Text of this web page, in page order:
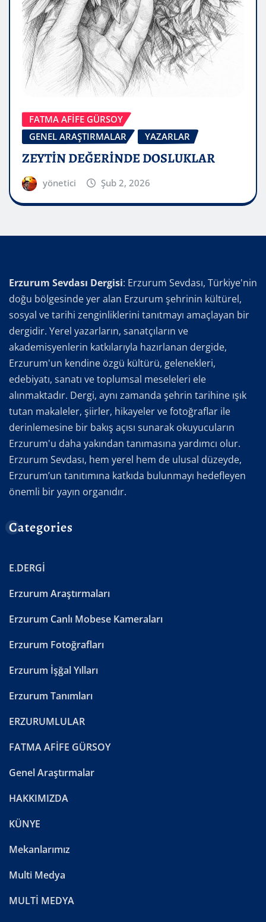
FATMA AFİFE GÜRSOY
GENEL ARAŞTIRMALAR
YAZARLAR
ZEYTİN DEĞERİNDE DOSLUKLAR
yönetici Şub 2, 2026
Erzurum Sevdası Dergisi: Erzurum Sevdası, Türkiye'nin
doğu bölgesinde yer alan Erzurum şehrinin kültürel,
sosyal ve tarihi zenginliklerini tanıtmayı amaçlayan bir
dergidir. Yerel yazarların, sanatçıların ve
akademisyenlerin katkılarıyla hazırlanan dergide,
Erzurum'un kendine özgü kültürü, gelenekleri,
edebiyatı, sanatı ve toplumsal meseleleri ele
alınmaktadır. Dergi, aynı zamanda şehrin tarihine ışık
tutan makaleler, şiirler, hikayeler ve fotoğraflar ile
derinlemesine bir bakış açısı sunarak okuyucuların
Erzurum'u daha yakından tanımasına yardımcı olur.
Erzurum Sevdası, hem yerel hem de ulusal düzeyde,
Erzurum’un tanıtımına katkıda bulunmayı hedefleyen
önemli bir yayın organıdır.
Categories
E.DERGİ
Erzurum Araştırmaları
Erzurum Canlı Mobese Kameraları
Erzurum Fotoğrafları
Erzurum İşğal Yılları
Erzurum Tanımları
ERZURUMLULAR
FATMA AFİFE GÜRSOY
Genel Araştırmalar
HAKKIMIZDA
KÜNYE
Mekanlarımız
Multi Medya
MULTİ MEDYA